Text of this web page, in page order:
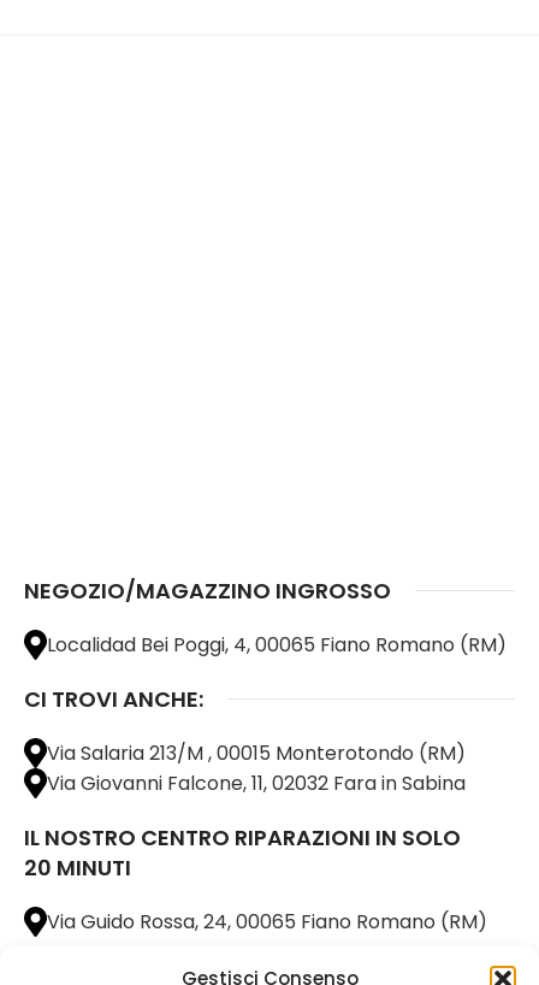
Gestisci Consenso
NEGOZIO/MAGAZZINO INGROSSO
Localidad Bei Poggi, 4, 00065 Fiano Romano (RM)
CI TROVI ANCHE:
Via Salaria 213/M , 00015 Monterotondo (RM)
Via Giovanni Falcone, 11, 02032 Fara in Sabina
IL NOSTRO CENTRO RIPARAZIONI IN SOLO
20 MINUTI
Via Guido Rossa, 24, 00065 Fiano Romano (RM)